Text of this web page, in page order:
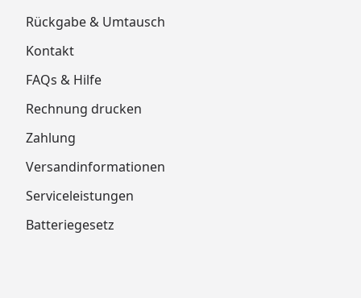
Rückgabe & Umtausch
Kontakt
FAQs & Hilfe
Rechnung drucken
Zahlung
Versandinformationen
Serviceleistungen
Batteriegesetz